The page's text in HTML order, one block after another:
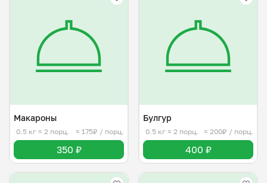
Макароны
0.5 кг ≈ 2 порц. ≈ 175₽ / порц.
350 ₽
Булгур
0.5 кг ≈ 2 порц. ≈ 200₽ / порц.
400 ₽